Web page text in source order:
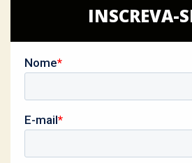
INSCREVA-